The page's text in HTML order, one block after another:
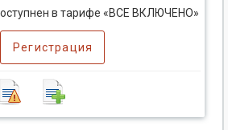
в тарифе «ВСЕ ВКЛЮЧЕНО»
Регистрация